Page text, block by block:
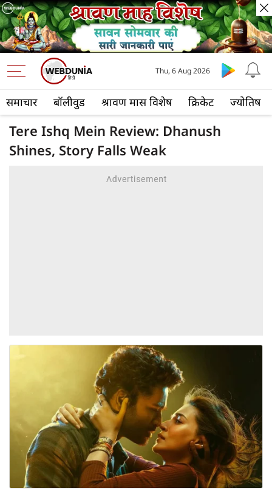
समाचार बॉलीवुड श्रावण मास विशेष क्रिकेट ज्योतिष
Thu, 6 Aug 2026
Tere Ishq Mein Review: Dhanush
Shines, Story Falls Weak